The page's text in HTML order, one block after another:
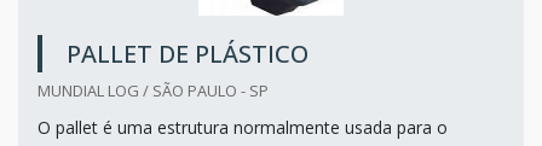
PALLET DE PLÁSTICO
MUNDIAL LOG / SÃO PAULO - SP
O pallet é uma estrutura normalmente usada para o